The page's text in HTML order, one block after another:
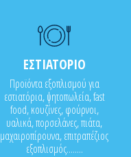
ΕΣΤΙΑΤΟΡΙΟ
Προϊόντα εξοπλισμού για
εστιατόρια, ψητοπωλεία, fast
food, κουζίνες, φούρνοι,
υαλικά, πορσελάνες, πιάτα,
μαχαιροπίρουνα, επιτραπέζιος
εξοπλισμός........